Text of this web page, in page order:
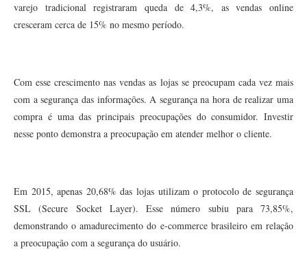
varejo tradicional registraram queda de 4,3%, as vendas online
cresceram cerca de 15% no mesmo período.
Com esse crescimento nas vendas as lojas se preocupam cada vez mais
com a segurança das informações. A segurança na hora de realizar uma
compra é uma das principais preocupações do consumidor. Investir
nesse ponto demonstra a preocupação em atender melhor o cliente.
Em 2015, apenas 20,68% das lojas utilizam o protocolo de segurança
SSL (Secure Socket Layer). Esse número subiu para 73,85%,
demonstrando o amadurecimento do e-commerce brasileiro em relação
a preocupação com a segurança do usuário.